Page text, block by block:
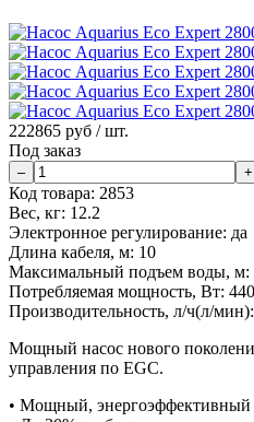
222865 руб / шт.
Под заказ
Код товара: 2853
Вес, кг: 12.2
Электронное регулирование: да
Длина кабеля, м: 10
Максимальный подъем воды, м:
Потребляемая мощность, Вт: 440
Производительность, л/ч(л/мин):
Мощный насос нового
управления по EGC.
• Мощный, энергоэффективный